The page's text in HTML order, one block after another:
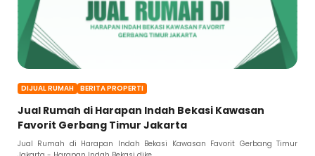
DIJUAL RUMAH BERITA PROPERTI
Jual Rumah di Harapan Indah Bekasi Kawasan
Favorit Gerbang Timur Jakarta
Jual Rumah di Harapan Indah Bekasi Kawasan Favorit Gerbang Timur